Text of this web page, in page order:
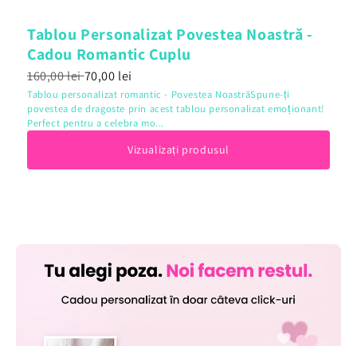
Tablou Personalizat Povestea Noastră -
Cadou Romantic Cuplu
160,00 lei70,00 lei
Tablou personalizat romantic - Povestea NoastrăSpune-ți
povestea de dragoste prin acest tablou personalizat emoționant!
Perfect pentru a celebra mo...
Vizualizați produsul